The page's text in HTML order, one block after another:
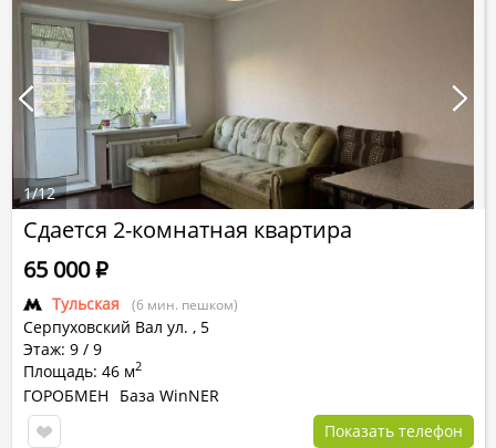
Сдается 2-комнатная квартира
Тульская (6 мин. пешком)
Серпуховский Вал ул. , 5
Этаж: 9 / 9
Площадь: 46 м2
65 000Р
ГОРОБМЕН
База WinNER
Показать телефон
1/12